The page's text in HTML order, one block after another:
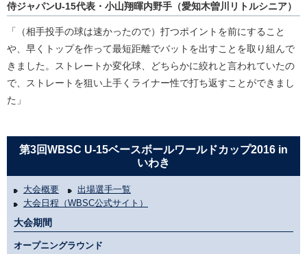
侍ジャパンU-15代表・小山翔暉内野手（愛知木曽川リトルシニア）
「（相手投手の球は速かったので）打つポイントを前にすること
や、早くトップを作って最短距離でバットを出すことを取り組んで
きました。ストレートか変化球、どちらかに絞れと言われていたの
で、ストレートを狙い上手くライナー性で打ち返すことができまし
た」
第3回WBSC U-15ベースボールワールドカップ2016 in
いわき
大会概要
出場選手一覧
大会日程（WBSC公式サイト）
大会期間
オープニングラウンド